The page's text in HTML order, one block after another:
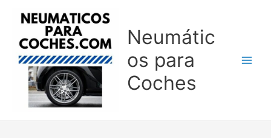
Neumátic
os para
Coches